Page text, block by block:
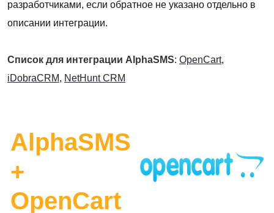
разработчиками, если обратное не указано отдельно в
описании интеграции.
Список для интеграции AlphaSMS: OpenCart,
iDobraCRM, NetHunt CRM
AlphaSMS
+
OpenCart